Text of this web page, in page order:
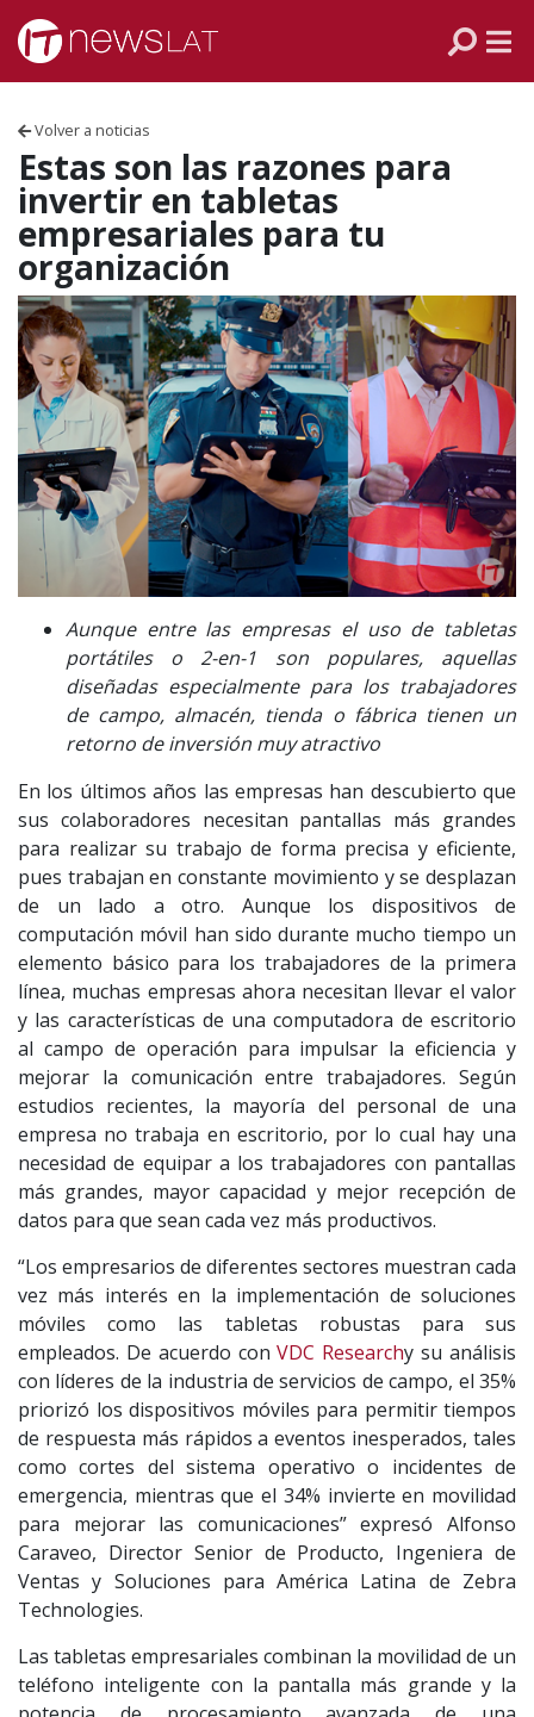
Skip to content
Volver a noticias
Estas son las razones para
invertir en tabletas
empresariales para tu
organización
Aunque entre las empresas el uso de tabletas
portátiles o 2-en-1 son populares, aquellas
diseñadas especialmente para los trabajadores
de campo, almacén, tienda o fábrica tienen un
retorno de inversión muy atractivo
En los últimos años las empresas han descubierto que
sus colaboradores necesitan pantallas más grandes
para realizar su trabajo de forma precisa y eficiente,
pues trabajan en constante movimiento y se desplazan
de un lado a otro. Aunque los dispositivos de
computación móvil han sido durante mucho tiempo un
elemento básico para los trabajadores de la primera
línea, muchas empresas ahora necesitan llevar el valor
y las características de una computadora de escritorio
al campo de operación para impulsar la eficiencia y
mejorar la comunicación entre trabajadores. Según
estudios recientes, la mayoría del personal de una
empresa no trabaja en escritorio, por lo cual hay una
necesidad de equipar a los trabajadores con pantallas
más grandes, mayor capacidad y mejor recepción de
datos para que sean cada vez más productivos.
“Los empresarios de diferentes sectores muestran cada
vez más interés en la implementación de soluciones
móviles como las tabletas robustas para sus
empleados. De acuerdo conVDC Researchy su análisis
con líderes de la industria de servicios de campo, el 35%
priorizó los dispositivos móviles para permitir tiempos
de respuesta más rápidos a eventos inesperados, tales
como cortes del sistema operativo o incidentes de
emergencia, mientras que el 34% invierte en movilidad
para mejorar las comunicaciones” expresó Alfonso
Caraveo, Director Senior de Producto, Ingeniera de
Ventas y Soluciones para América Latina de Zebra
Technologies.
Las tabletas empresariales combinan la movilidad de un
teléfono inteligente con la pantalla más grande y la
ECUADOR
CHILE
ARGENTINA
MÉXICO